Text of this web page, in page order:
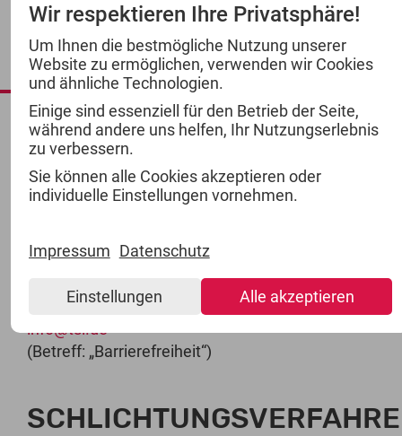
FEEDBACK UND
KONTAKT
Sollten Sie auf Barrieren stoßen oder Hinweise
zur Barrierefreiheit unserer Website haben,
freuen wir uns über Ihre Rückmeldung:
Südring 26
E-Mail:
info@tsi.de
(Betreff: „Barrierefreiheit“)
Wir respektieren Ihre Privatsphäre!
Um Ihnen die bestmögliche Nutzung unserer
Website zu ermöglichen, verwenden wir Cookies
und ähnliche Technologien.
Einige sind essenziell für den Betrieb der Seite,
während andere uns helfen, Ihr Nutzungserlebnis
zu verbessern.
Sie können alle Cookies akzeptieren oder
individuelle Einstellungen vornehmen.
Impressum Datenschutz
Einstellungen Alle akzeptieren